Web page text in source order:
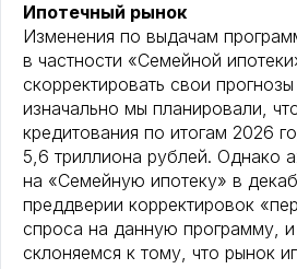
Ипотечный рынок
Изменения по выдачам
в частности «Семейной
скорректировать свои
изначально мы планировали,
кредитования по итогам 2026
5,6 триллиона рублей. Однако
на «Семейную ипотеку» в
преддверии корректировок
спроса на данную программу,
склоняемся к тому, что рынок